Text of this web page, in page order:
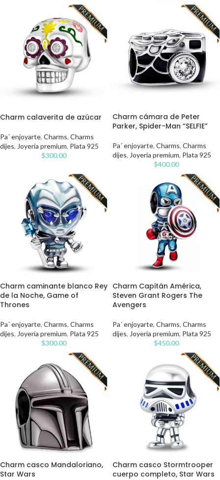
Charm calaverita de azúcar
Pa´ enjoyarte, Charms, Charms
dijes, Joyería premium, Plata 925
$300.00
Charm cámara de Peter
Parker, Spider-Man “SELFIE”
Pa´ enjoyarte, Charms, Charms
dijes, Joyería premium, Plata 925
$400.00
Charm caminante blanco Rey
de la Noche, Game of
Thrones
Pa´ enjoyarte, Charms, Charms
dijes, Joyería premium, Plata 925
$300.00
Charm Capitán América,
Steven Grant Rogers The
Avengers
Pa´ enjoyarte, Charms, Charms
dijes, Joyería premium, Plata 925
$450.00
Charm casco Mandaloriano,
Star Wars
Charm casco Stormtrooper
cuerpo completo, Star Wars